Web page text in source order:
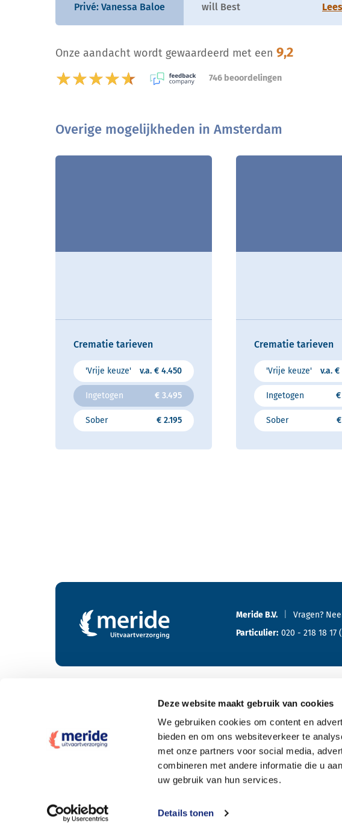
Deze website maakt gebruik van cookies
We gebruiken cookies om content en
bieden en om ons websiteverkeer te
met onze partners voor social media,
combineren met andere informatie die u
uw gebruik van hun services.
Details tonen
Privé: Vanessa Baloe will Best
Onze aandacht wordt gewaardeerd met een 9,2
★★★★★
★★★★★ 746 beoordelingen
Overige mogelijkheden in Amsterdam
Crematie tarieven
'Vrije keuze' v.a. € 4.450
Ingetogen € 3.495
Sober € 2.195
Crematie tarieven
'Vrije keuze' v.a. €
Ingetogen €
Sober
Contactgegevens en footer menu van Meride
Meride B.V. Vragen?
Particulier: 020 - 218 18 17
Wat kost een crematie
Wat kost een begrafenis
Elke uitvaartpolis welkom
Offerte aanvragen
Oriënteren